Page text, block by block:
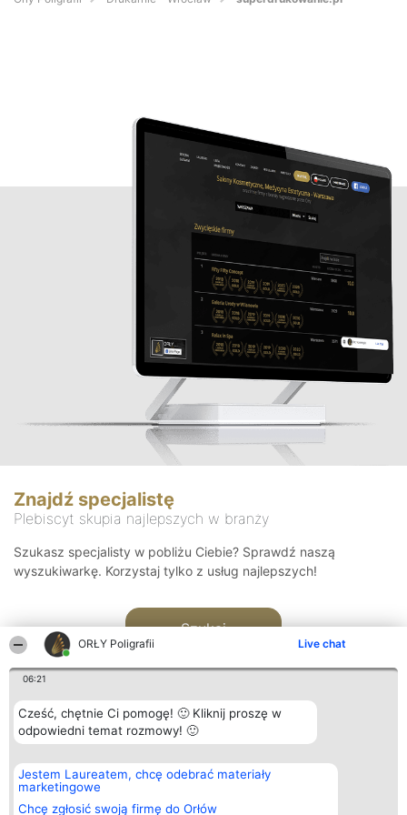
ORŁY Poligrafii Live chat
06:21
Cześć, chętnie Ci pomogę! 🙂 Kliknij proszę w
odpowiedni temat rozmowy! 🙂
Jestem Laureatem, chcę odebrać materiały
marketingowe
Chcę zgłosić swoją firmę do Orłów
Znajdź specjalistę
Plebiscyt skupia najlepszych w branży
Szukasz specjalisty w pobliżu Ciebie? Sprawdź naszą
wyszukiwarkę. Korzystaj tylko z usług najlepszych!
Szukaj
Organizator plebiscytu
Bright Side Solutions sp. z o.
o. sp. k.
ul. Ruska 22
Plebiscyt
Laureaci
wszystkich
Kontakt
Kontakt